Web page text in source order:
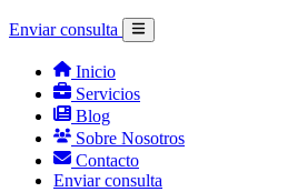
Enviar consulta
Inicio
Servicios
Blog
Sobre Nosotros
Contacto
Enviar consulta